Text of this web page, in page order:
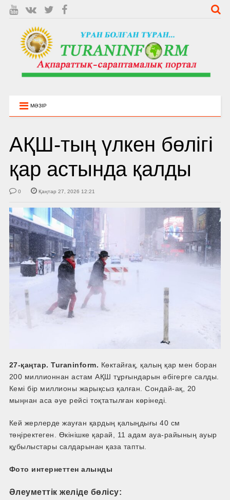
МӘЗІР
АҚШ-тың үлкен бөлігі
қар астында қалды
0 Қаңтар 27, 2026 12:21
27-қаңтар. Turaninform. Көктайғақ, қалың қар мен боран
200 миллионнан астам АҚШ тұрғындарын әбігерге салды.
Кемі бір миллионы жарықсыз қалған. Сондай-ақ, 20
мыңнан аса әуе рейсі тоқтатылған көрінеді.
Кей жерлерде жауған қардың қалыңдығы 40 см
төңіректеген. Өкінішке қарай, 11 адам ауа-райының ауыр
құбылыстары салдарынан қаза тапты.
Фото интернеттен алынды
Әлеуметтік желіде бөлісу: